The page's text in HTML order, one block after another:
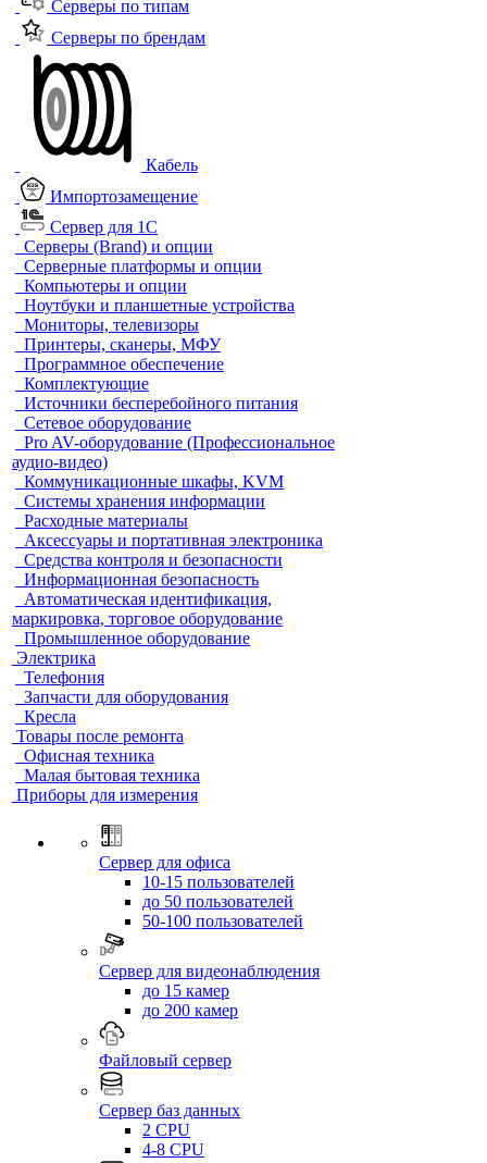
Серверы по типам
Серверы по брендам
Кабель
Импортозамещение
Сервер для 1С
Серверы (Brand) и опции
Серверные платформы и опции
Компьютеры и опции
Ноутбуки и планшетные устройства
Мониторы, телевизоры
Принтеры, сканеры, МФУ
Программное обеспечение
Комплектующие
Источники бесперебойного питания
Сетевое оборудование
Pro AV-оборудование (Профессиональное
аудио-видео)
Коммуникационные шкафы, KVM
Системы хранения информации
Расходные материалы
Аксессуары и портативная электроника
Средства контроля и безопасности
Информационная безопасность
Автоматическая идентификация,
маркировка, торговое оборудование
Промышленное оборудование
Электрика
Телефония
Запчасти для оборудования
Кресла
Товары после ремонта
Офисная техника
Малая бытовая техника
Приборы для измерения
Сервер для офиса
10-15 пользователей
до 50 пользователей
50-100 пользователей
Сервер для видеонаблюдения
до 15 камер
до 200 камер
Файловый сервер
Сервер баз данных
2 CPU
4-8 CPU